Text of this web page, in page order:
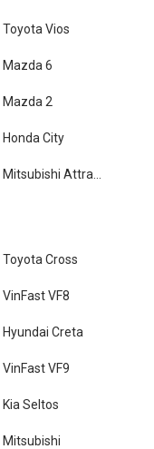
Toyota Vios
Mazda 6
Mazda 2
Honda City
Toyota Cross
VinFast VF8
Hyundai Creta
VinFast VF9
Kia Seltos
Mitsubishi